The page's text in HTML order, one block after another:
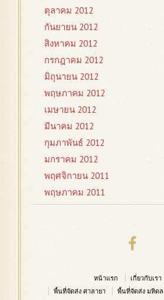
ตุลาคม 2012
กันยายน 2012
สิงหาคม 2012
กรกฎาคม 2012
มิถุนายน 2012
พฤษภาคม 2012
เมษายน 2012
มีนาคม 2012
กุมภาพันธ์ 2012
มกราคม 2012
พฤศจิกายน 2011
พฤษภาคม 2011
หน้าแรก
เกี่ยวกับเรา
พื้นที่จัดส่ง ศาลายา
พื้นที่จัดส่ง มหิดล